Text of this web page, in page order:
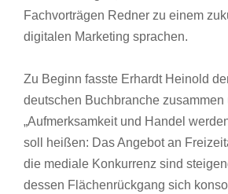
Fachvorträgen Redner zu einem
digitalen Marketing sprachen.
Zu Beginn fasste Erhardt Heinold
deutschen Buchbranche zusammen
„Aufmerksamkeit und Handel
soll heißen: Das Angebot an
die mediale Konkurrenz sind
dessen Flächenrückgang sich